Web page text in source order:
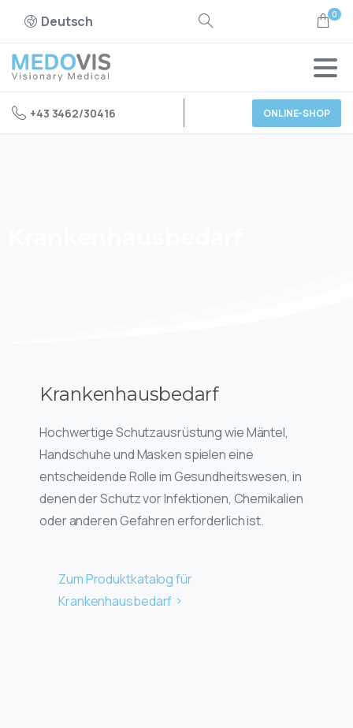
Deutsch 0
+43 3462/30416 ONLINE-SHOP
Krankenhausbedarf
Hochwertige Schutzausrüstung wie Mäntel,
Handschuhe und Masken spielen eine
entscheidende Rolle im Gesundheitswesen, in
denen der Schutz vor Infektionen, Chemikalien
oder anderen Gefahren erforderlich ist.
Zum Produktkatalog für
Krankenhausbedarf